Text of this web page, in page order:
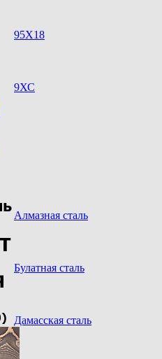
95Х18
9ХС
Алмазная сталь
Булатная сталь
Дамасская сталь